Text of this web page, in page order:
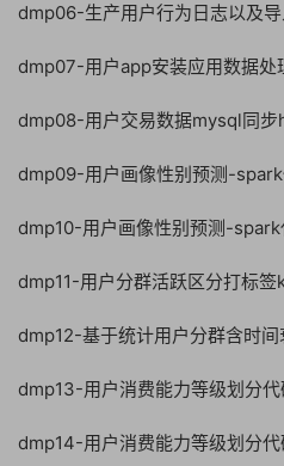
dmp06-生产用户行为日志以及
dmp07-用户app安装应用数据处
dmp08-用户交易数据mysql同
dmp09-用户画像性别预测-
dmp10-用户画像性别预测-
dmp11-用户分群活跃区分打标
dmp12-基于统计用户分群含时
dmp13-用户消费能力等级划分
dmp14-用户消费能力等级划分